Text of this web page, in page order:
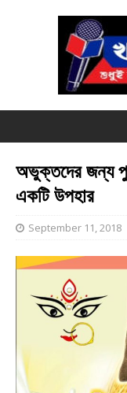
অভুক্তদের জন্য
একটি উপহার
September 11, 2018